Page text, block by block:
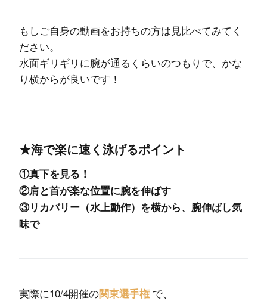
もしご自身の動画をお持ちの方は見比べてみてく
ださい。
水面ギリギリに腕が通るくらいのつもりで、かな
り横からが良いです！
★海で楽に速く泳げるポイント
①真下を見る！
②肩と首が楽な位置に腕を伸ばす
③リカバリー（水上動作）を横から、腕伸ばし気
味で
実際に10/4開催の関東選手権 で、